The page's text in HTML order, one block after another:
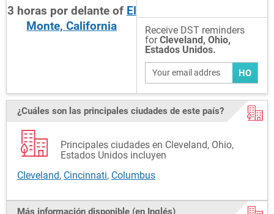
3 horas por delante of El
Monte, California
Receive DST reminders
forCleveland, Ohio,
Estados Unidos.
HO
¿Cuáles son las principales ciudades de este país?
Principales ciudades en Cleveland, Ohio,
Estados Unidos incluyen
Cleveland, Cincinnati, Columbus
Más información disponible (en Inglés)